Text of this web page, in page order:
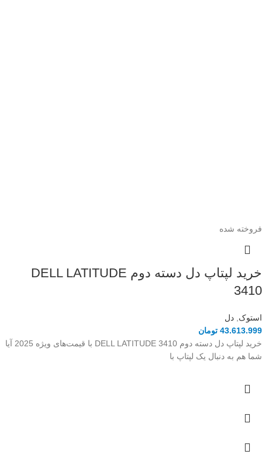
فروخته شده
خرید لپتاپ دل دسته دوم DELL LATITUDE
3410
استوک, دل
43.613.999 تومان
خرید لپتاپ دل دسته دوم DELL LATITUDE 3410 با قیمت‌های ویژه 2025 آیا
شما هم به دنبال یک لپتاپ با